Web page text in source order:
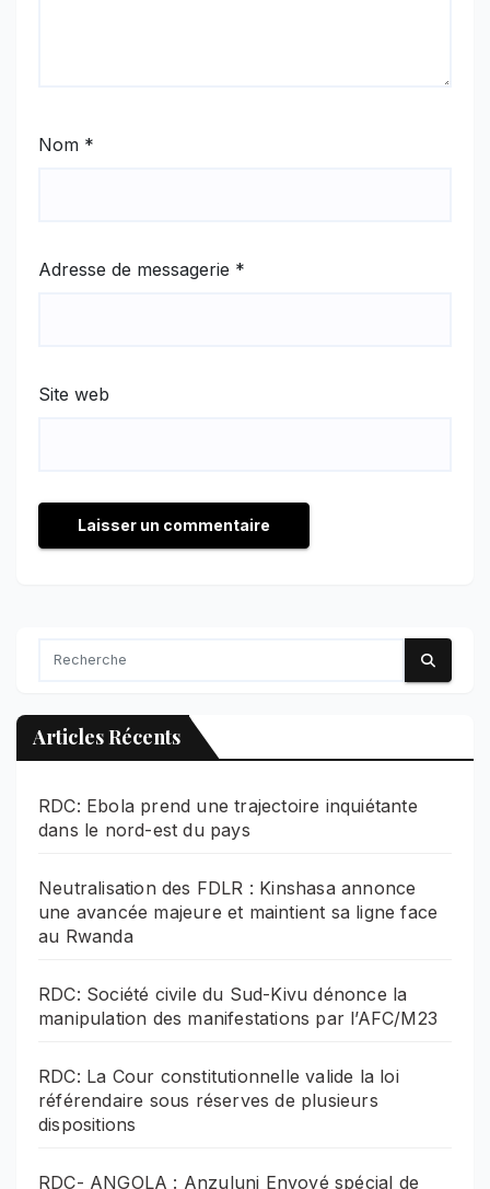
Nom *
Adresse de messagerie *
Site web
Articles Récents
RDC: Ebola prend une trajectoire inquiétante
dans le nord-est du pays
Neutralisation des FDLR : Kinshasa annonce
une avancée majeure et maintient sa ligne face
au Rwanda
RDC: Société civile du Sud-Kivu dénonce la
manipulation des manifestations par l’AFC/M23
RDC: La Cour constitutionnelle valide la loi
référendaire sous réserves de plusieurs
dispositions
RDC- ANGOLA : Anzuluni Envoyé spécial de